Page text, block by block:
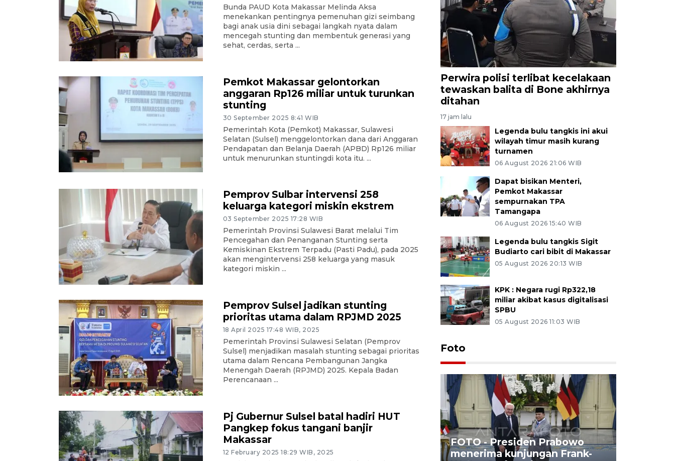
Bunda PAUD Kota Makassar Melinda Aksa
menekankan pentingnya pemenuhan gizi seimbang
bagi anak usia dini sebagai langkah nyata dalam
mencegah stunting dan membentuk generasi yang
sehat, cerdas, serta ...
Pemkot Makassar gelontorkan
anggaran Rp126 miliar untuk turunkan
stunting
30 September 2025 8:41 WIB
Pemerintah Kota (Pemkot) Makassar, Sulawesi
Selatan (Sulsel) menggelontorkan dana dari Anggaran
Pendapatan dan Belanja Daerah (APBD) Rp126 miliar
untuk menurunkan stuntingdi kota itu. ...
Pemprov Sulbar intervensi 258
keluarga kategori miskin ekstrem
03 September 2025 17:28 WIB
Pemerintah Provinsi Sulawesi Barat melalui Tim
Pencegahan dan Penanganan Stunting serta
Kemiskinan Ekstrem Terpadu (Pasti Padu), pada 2025
akan mengintervensi 258 keluarga yang masuk
kategori miskin ...
Pemprov Sulsel jadikan stunting
prioritas utama dalam RPJMD 2025
18 April 2025 17:48 WIB, 2025
Pemerintah Provinsi Sulawesi Selatan (Pemprov
Sulsel) menjadikan masalah stunting sebagai prioritas
utama dalam Rencana Pembangunan Jangka
Menengah Daerah (RPJMD) 2025. Kepala Badan
Perencanaan ...
Pj Gubernur Sulsel batal hadiri HUT
Pangkep fokus tangani banjir
Makassar
12 February 2025 18:29 WIB, 2025
Perwira polisi terlibat kecelakaan
tewaskan balita di Bone akhirnya
ditahan
17 jam lalu
Legenda bulu tangkis ini akui
wilayah timur masih kurang
turnamen
06 August 2026 21:06 WIB
Dapat bisikan Menteri,
Pemkot Makassar
sempurnakan TPA
Tamangapa
06 August 2026 15:40 WIB
Legenda bulu tangkis Sigit
Budiarto cari bibit di Makassar
05 August 2026 20:13 WIB
KPK : Negara rugi Rp322,18
miliar akibat kasus digitalisasi
SPBU
05 August 2026 11:03 WIB
Foto
HUT ke-80 Raja Keraton
FOTO - Presiden Prabowo
menerima kunjungan Frank-